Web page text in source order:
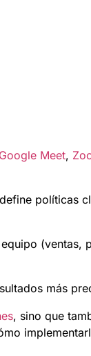
Google Meet,
políticas
(ventas,
más
, sino que